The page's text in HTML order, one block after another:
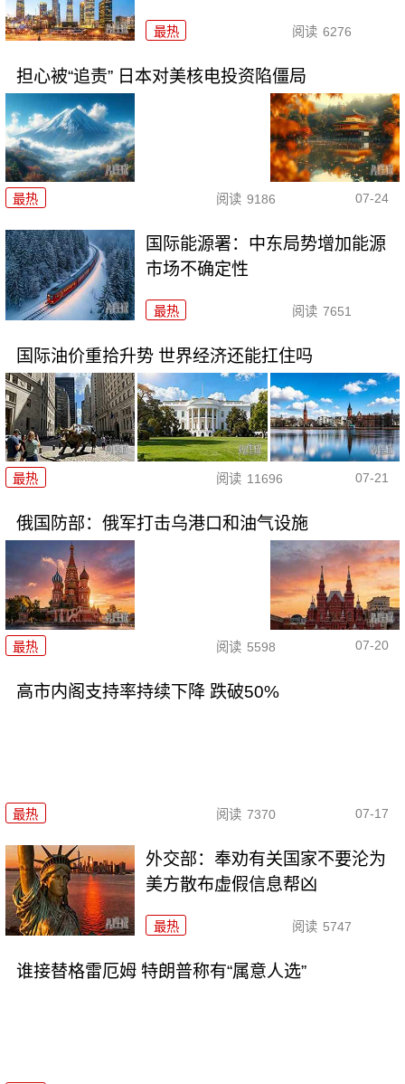
最热 阅读 6276
担心被“追责” 日本对美核电投资陷僵局
最热 阅读 9186 07-24
国际能源署：中东局势增加能源
市场不确定性
最热 阅读 7651
国际油价重拾升势 世界经济还能扛住吗
最热 阅读 11696 07-21
俄国防部：俄军打击乌港口和油气设施
最热 阅读 5598 07-20
高市内阁支持率持续下降 跌破50%
最热 阅读 7370 07-17
外交部：奉劝有关国家不要沦为
美方散布虚假信息帮凶
最热 阅读 5747
谁接替格雷厄姆 特朗普称有“属意人选”